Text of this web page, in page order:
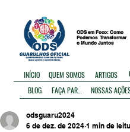
ODS em Foco: Como
Podemos Transformar
o Mundo Juntos
INÍCIO QUEM SOMOS ARTIGOS
BLOG
NOSSAS
odsguaru2024
6 de dez. de 2024 1 min de